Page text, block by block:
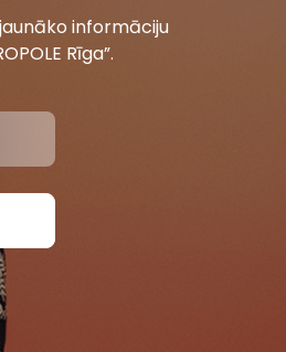
informāciju
Rīga”.